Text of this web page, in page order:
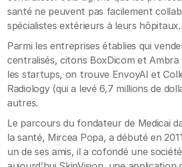
santé ne peuvent pas facilement
spécialistes extérieurs à leurs hôpitaux.
Parmi les entreprises établies qui
centralisés, citons BoxDicom et
les startups, on trouve EnvoyAI et
Radiology (qui a levé 6,7 millions de
autres.
Le parcours du fondateur de Medicai
la santé, Mircea Popa, a débuté en
un de ses amis, il a cofondé une